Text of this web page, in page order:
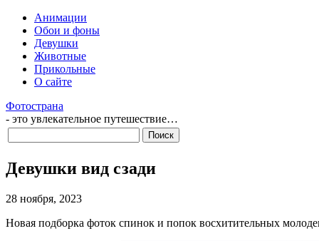
Анимации
Обои и фоны
Девушки
Животные
Прикольные
О сайте
Фотострана
- это увлекательное путешествие…
Девушки вид сзади
28 ноября, 2023
Новая подборка фоток спинок и попок восхитительных